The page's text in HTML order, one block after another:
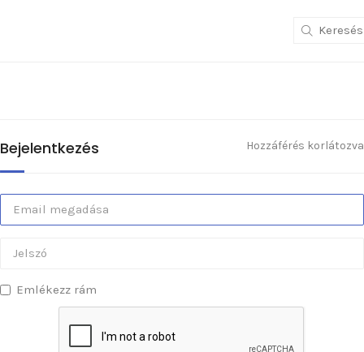
Bejelentkezés Hozzáférés korlátozva
Emlékezz rám